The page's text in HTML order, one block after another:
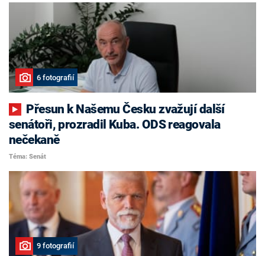
6 fotografií
senátoři, prozradil Kuba. ODS reagovala
nečekaně
Téma: Senát
9 fotografií